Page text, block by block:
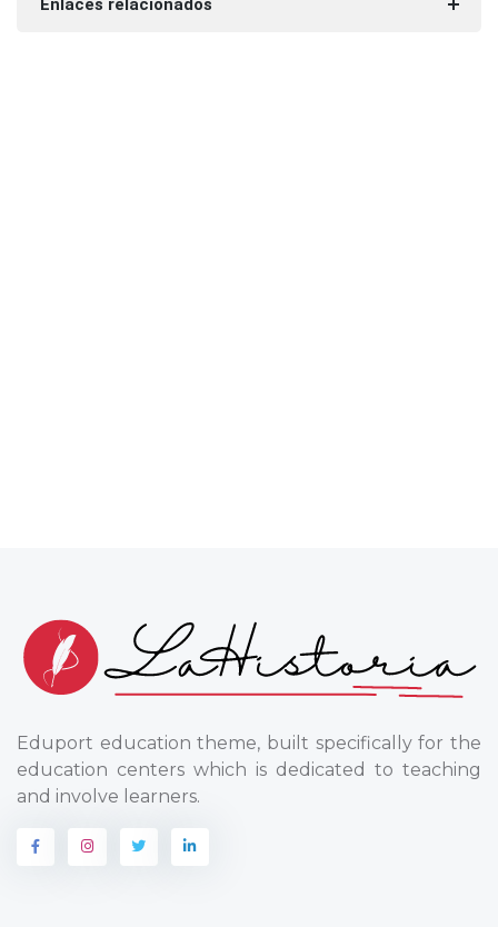
Enlaces relacionados
Eduport education theme, built specifically for the
education centers which is dedicated to teaching
and involve learners.